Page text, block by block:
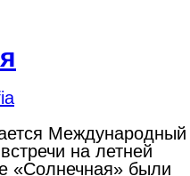
Международный
на летней
«Солнечная» были